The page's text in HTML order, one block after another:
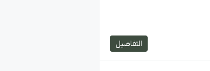
التفاصيل